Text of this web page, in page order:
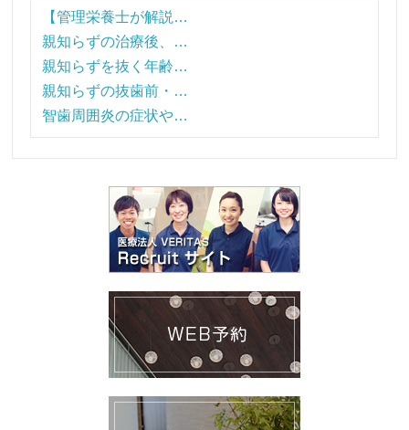
【管理栄養士が解説…
親知らずの治療後、…
親知らずを抜く年齢…
親知らずの抜歯前・…
智歯周囲炎の症状や…